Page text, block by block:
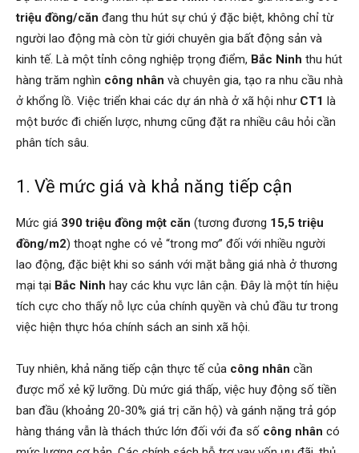
triệu đồng/căn đang thu hút sự chú ý đặc biệt, không chỉ từ
người lao động mà còn từ giới chuyên gia bất động sản và
kinh tế. Là một tỉnh công nghiệp trọng điểm, Bắc Ninh thu hút
hàng trăm nghìn công nhân và chuyên gia, tạo ra nhu cầu nhà
ở khổng lồ. Việc triển khai các dự án nhà ở xã hội như CT1 là
một bước đi chiến lược, nhưng cũng đặt ra nhiều câu hỏi cần
phân tích sâu.
1. Về mức giá và khả năng tiếp cận
Mức giá 390 triệu đồng một căn (tương đương 15,5 triệu
đồng/m2) thoạt nghe có vẻ “trong mơ” đối với nhiều người
lao động, đặc biệt khi so sánh với mặt bằng giá nhà ở thương
mại tại Bắc Ninh hay các khu vực lân cận. Đây là một tín hiệu
tích cực cho thấy nỗ lực của chính quyền và chủ đầu tư trong
việc hiện thực hóa chính sách an sinh xã hội.
Tuy nhiên, khả năng tiếp cận thực tế của công nhân cần
được mổ xẻ kỹ lưỡng. Dù mức giá thấp, việc huy động số tiền
ban đầu (khoảng 20-30% giá trị căn hộ) và gánh nặng trả góp
hàng tháng vẫn là thách thức lớn đối với đa số công nhân có